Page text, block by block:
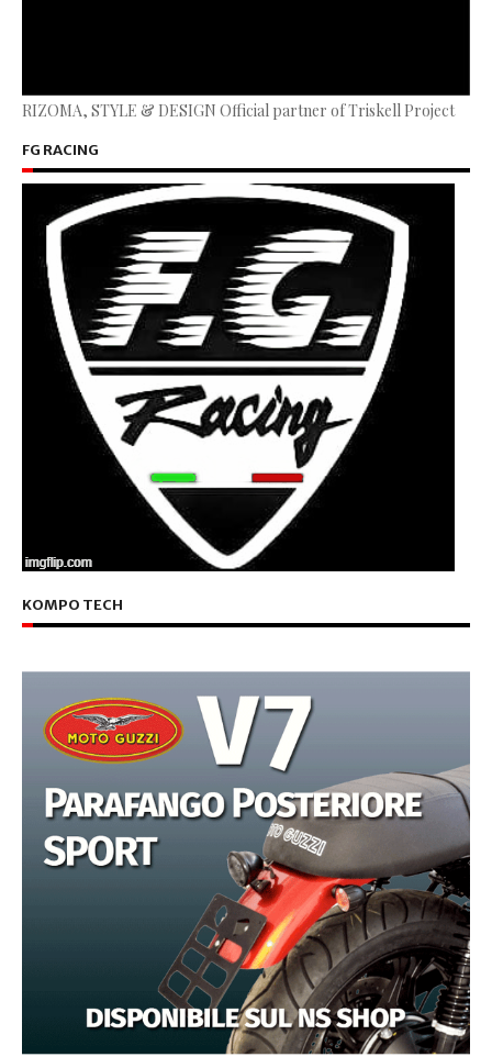
RIZOMA, STYLE & DESIGN Official partner of Triskell Project
FG RACING
KOMPO TECH